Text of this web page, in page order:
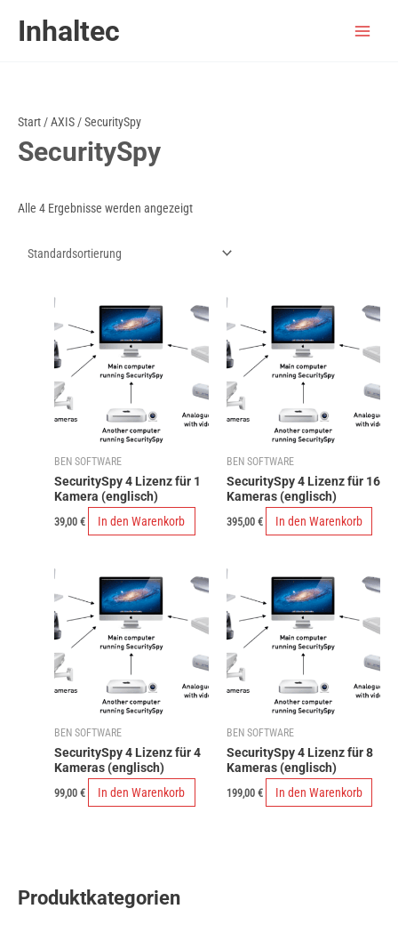
Inhaltec
Start /AXIS / SecuritySpy
SecuritySpy
Alle 4 Ergebnisse werden angezeigt
BEN SOFTWARE
SecuritySpy 4 Lizenz für 1
Kamera (englisch)
39,00€ In den Warenkorb
BEN SOFTWARE
SecuritySpy 4 Lizenz für 16
Kameras (englisch)
395,00 € In den Warenkorb
BEN SOFTWARE
SecuritySpy 4 Lizenz für 4
Kameras (englisch)
99,00€ In den Warenkorb
BEN SOFTWARE
SecuritySpy 4 Lizenz für 8
Kameras (englisch)
199,00 € In den Warenkorb
Produktkategorien